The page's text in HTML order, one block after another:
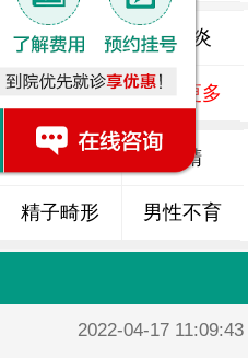
睾丸炎 尿道炎
泌尿感染 了解更多
少精 弱精
精子畸形 男性不育
2022-04-17 11:09:43